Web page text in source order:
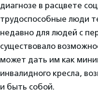
диагнозе в расцвете
трудоспособные люди
недавно для людей с
существовало
может дать им как
инвалидного кресла,
и быть собой.